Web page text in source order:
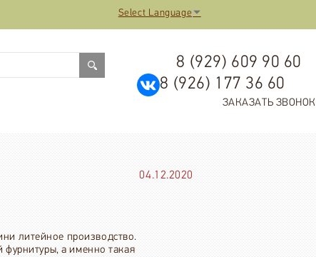
Select Language ▼
8 (929) 609 90 60
8 (926) 177 36 60
ЗАКАЗАТЬ ЗВОНОК
04.12.2020
литейное производство.
фурнитуры, а именно такая